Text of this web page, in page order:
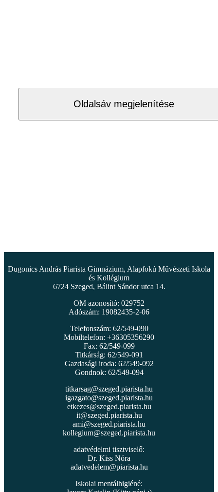
Oldalsáv megjelenítése
Dugonics András Piarista Gimnázium, Alapfokú Művészeti Iskola
és Kollégium
6724 Szeged, Bálint Sándor utca 14.
OM azonosító: 029752
Adószám: 19082435-2-06
Telefonszám: 62/549-090
Mobiltelefon: +36305356290
Fax: 62/549-099
Titkárság: 62/549-091
Gazdasági iroda: 62/549-092
Gondnok: 62/549-094
titkarsag@szeged.piarista.hu
igazgato@szeged.piarista.hu
etkezes@szeged.piarista.hu
it@szeged.piarista.hu
ami@szeged.piarista.hu
kollegium@szeged.piarista.hu
adatvédelmi tisztviselő:
Dr. Kiss Nóra
adatvedelem@piarista.hu
Iskolai mentálhigiéné: